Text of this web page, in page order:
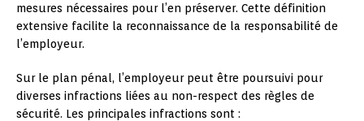
mesures nécessaires pour l’en préserver. Cette définition
extensive facilite la reconnaissance de la responsabilité de
l’employeur.
Sur le plan pénal, l’employeur peut être poursuivi pour
diverses infractions liées au non-respect des règles de
sécurité. Les principales infractions sont :